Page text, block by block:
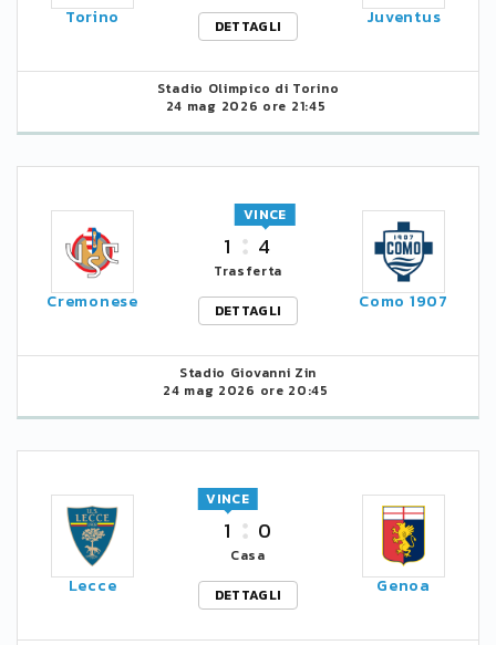
Torino
DETTAGLI
Juventus
Stadio Olimpico di Torino
24 mag 2026 ore 21:45
Cremonese
1 4
VINCE
Trasferta
DETTAGLI
Como 1907
Stadio Giovanni Zin
24 mag 2026 ore 20:45
Lecce
1
VINCE
0
Casa
DETTAGLI
Genoa